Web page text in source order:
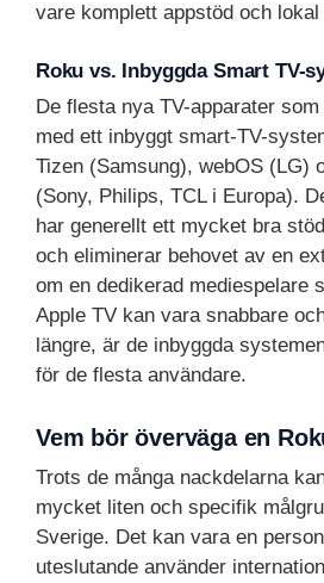
vare komplett appstöd och lokal
Roku vs. Inbyggda Smart TV-
De flesta nya TV-apparater
med ett inbyggt smart-TV-
Tizen (Samsung), webOS (LG)
(Sony, Philips, TCL i Europa).
har generellt ett mycket bra
och eliminerar behovet av en
om en dedikerad mediespelare
Apple TV kan vara snabbare
längre, är de inbyggda
för de flesta användare.
Vem bör överväga en
Trots de många nackdelarna
mycket liten och specifik
Sverige. Det kan vara en
uteslutande använder